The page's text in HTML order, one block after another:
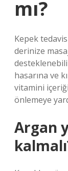
mı?
Kepek
derinize
hasarına ve
vitamini
önlemeye
Argan